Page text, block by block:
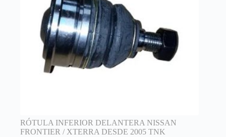
RÓTULA INFERIOR DELANTERA NISSAN
FRONTIER / XTERRA DESDE 2005 TNK